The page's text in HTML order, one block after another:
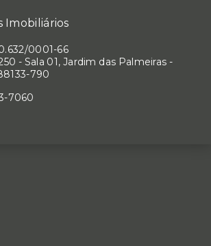
Imobiliários
0001-66
- Sala 01, Jardim das Palmeiras -
790
7060